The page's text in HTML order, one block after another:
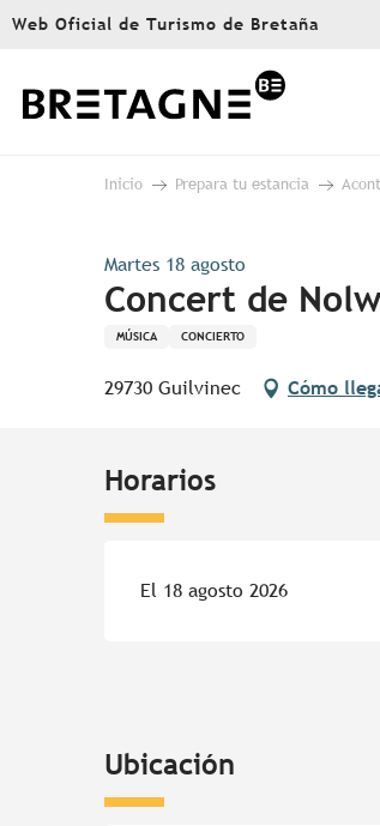
Aller
principal
Web Oficial de Turismo de Bretaña
Inicio Prepara tu estancia
Martes 18 agosto
Concert de
MÚSICA CONCIERTO
29730 Guilvinec Cómo
Horarios
El 18 agosto 2026
Ubicación